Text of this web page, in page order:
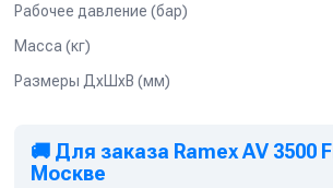
Рабочее давление (бар)
Масса (кг)
Размеры ДхШхВ (мм)
🚚 Для заказа Ramex AV 3500
Москве